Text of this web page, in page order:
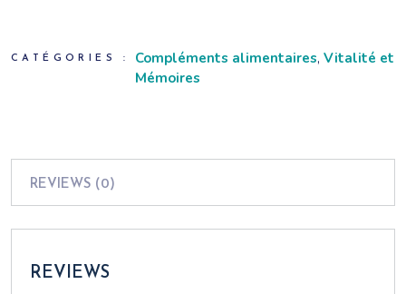
détoxification et la protection hépatique.
Enrichi en zinc et en vitamines B, il contribue à maintenir
santé hépatique et biliaire au quotidien.
Sans gluten ni lactose, ce complément est idéal pour ceux qui
suivent des régimes spécifiques ou qui ont des sensibilités
alimentaires.
CATÉGORIES : Compléments alimentaires, Vitalité et
Mémoires
REVIEWS (0)
REVIEWS